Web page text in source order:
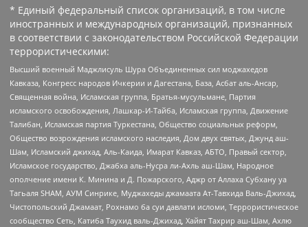
* Единый федеральный список организаций, в том числе
иностранных и международных организаций, признанных
в соответствии с законодательством Российской Федерации
террористическими:
Высший военный Маджлисуль Шура Объединенных сил моджахедов
Кавказа, Конгресс народов Ичкерии и Дагестана, База, Асбат аль-Ансар,
Священная война, Исламская группа, Братья-мусульмане, Партия
исламского освобождения, Лашкар-И-Тайба, Исламская группа, Движение
Талибан, Исламская партия Туркестана, Общество социальных реформ,
Общество возрождения исламского наследия, Дом двух святых, Джунд аш-
Шам, Исламский джихад, Аль-Каида, Имарат Кавказ, АБТО, Правый сектор,
Исламское государство, Джабха аль-Нусра ли-Ахль аш-Шам, Народное
ополчение имени К. Минина и Д. Пожарского, Аджр от Аллаха Субхану уа
Тагьаля SHAM, АУМ Синрике, Муджахеды джамаата Ат-Тавхида Валь-Джихад,
Чистопольский Джамаат, Рохнамо ба суи давлати исломи, Террористическое
сообщество Сеть, Катиба Таухид валь-Джихад, Хайят Тахрир аш-Шам, Ахлю